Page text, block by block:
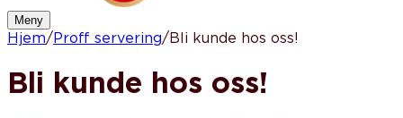
Meny
Hjem/Proff servering/Bli kunde hos oss!
Bli kunde hos oss!